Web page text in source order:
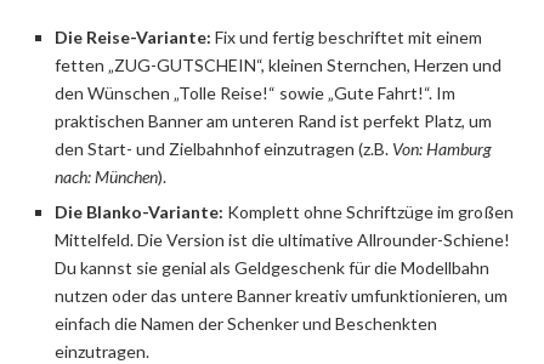
Die Reise-Variante: Fix und fertig beschriftet mit einem
fetten „ZUG-GUTSCHEIN“, kleinen Sternchen, Herzen und
den Wünschen „Tolle Reise!“ sowie „Gute Fahrt!“. Im
praktischen Banner am unteren Rand ist perfekt Platz, um
den Start- und Zielbahnhof einzutragen (z.B. Von: Hamburg
nach: München).
Die Blanko-Variante: Komplett ohne Schriftzüge im großen
Mittelfeld. Die Version ist die ultimative Allrounder-Schiene!
Du kannst sie genial als Geldgeschenk für die Modellbahn
nutzen oder das untere Banner kreativ umfunktionieren, um
einfach die Namen der Schenker und Beschenkten
einzutragen.